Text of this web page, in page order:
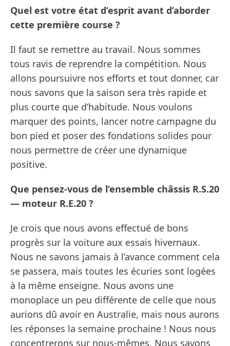
Quel est votre état d’esprit avant d’aborder
cette première course ?
Il faut se remettre au travail. Nous sommes
tous ravis de reprendre la compétition. Nous
allons poursuivre nos efforts et tout donner, car
nous savons que la saison sera très rapide et
plus courte que d’habitude. Nous voulons
marquer des points, lancer notre campagne du
bon pied et poser des fondations solides pour
nous permettre de créer une dynamique
positive.
Que pensez-vous de l’ensemble châssis R.S.20
— moteur R.E.20 ?
Je crois que nous avons effectué de bons
progrès sur la voiture aux essais hivernaux.
Nous ne savons jamais à l’avance comment cela
se passera, mais toutes les écuries sont logées
à la même enseigne. Nous avons une
monoplace un peu différente de celle que nous
aurions dû avoir en Australie, mais nous aurons
les réponses la semaine prochaine ! Nous nous
concentrerons sur nous-mêmes. Nous savons